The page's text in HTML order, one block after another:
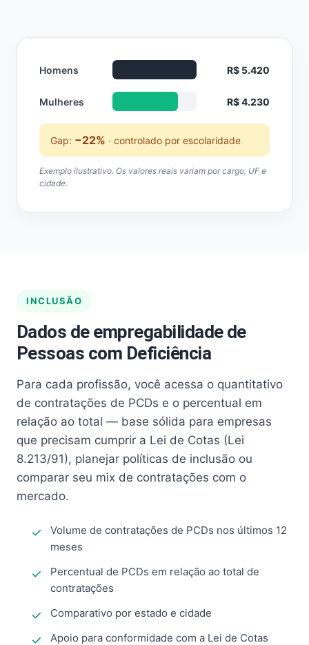
Homens R$ 5.420
Mulheres R$ 4.230
Gap: −22% · controlado por escolaridade
Exemplo ilustrativo. Os valores reais variam por cargo, UF e
cidade.
INCLUSÃO
Dados de empregabilidade de
Pessoas com Deficiência
Para cada profissão, você acessa o quantitativo
de contratações de PCDs e o percentual em
relação ao total — base sólida para empresas
que precisam cumprir a Lei de Cotas (Lei
8.213/91), planejar políticas de inclusão ou
comparar seu mix de contratações com o
mercado.
Volume de contratações de PCDs nos últimos 12
meses
Percentual de PCDs em relação ao total de
contratações
Comparativo por estado e cidade
Apoio para conformidade com a Lei de Cotas